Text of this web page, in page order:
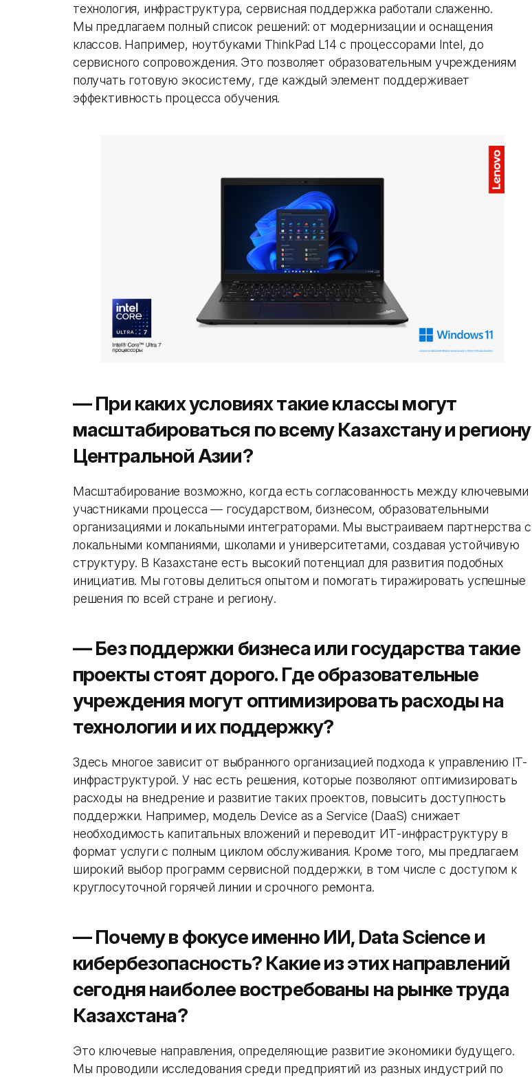
технология, инфраструктура, сервисная поддержка работали слаженно.
Мы предлагаем полный список решений: от модернизации и оснащения
классов. Например, ноутбуками ThinkPad L14 с процессорами Intel, до
сервисного сопровождения. Это позволяет образовательным учреждениям
получать готовую экосистему, где каждый элемент поддерживает
эффективность процесса обучения.
— При каких условиях такие классы могут
масштабироваться по всему Казахстану и региону
Центральной Азии?
Масштабирование возможно, когда есть согласованность между ключевыми
участниками процесса — государством, бизнесом, образовательными
организациями и локальными интеграторами. Мы выстраиваем партнерства с
локальными компаниями, школами и университетами, создавая устойчивую
структуру. В Казахстане есть высокий потенциал для развития подобных
инициатив. Мы готовы делиться опытом и помогать тиражировать успешные
решения по всей стране и региону.
— Без поддержки бизнеса или государства такие
проекты стоят дорого. Где образовательные
учреждения могут оптимизировать расходы на
технологии и их поддержку?
Здесь многое зависит от выбранного организацией подхода к управлению IT-
инфраструктурой. У нас есть решения, которые позволяют оптимизировать
расходы на внедрение и развитие таких проектов, повысить доступность
поддержки. Например, модель Device as a Service (DaaS) снижает
необходимость капитальных вложений и переводит ИТ-инфраструктуру в
формат услуги с полным циклом обслуживания. Кроме того, мы предлагаем
широкий выбор программ сервисной поддержки, в том числе с доступом к
круглосуточной горячей линии и срочного ремонта.
— Почему в фокусе именно ИИ, Data Science и
кибербезопасность? Какие из этих направлений
сегодня наиболее востребованы на рынке труда
Казахстана?
Это ключевые направления, определяющие развитие экономики будущего.
Мы проводили исследования среди предприятий из разных индустрий по